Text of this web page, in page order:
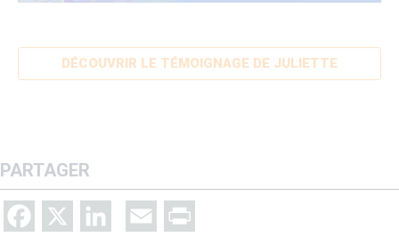
DÉCOUVRIR LE TÉMOIGNAGE DE JULIETTE
PARTAGER
Facebook LinkedIn Email